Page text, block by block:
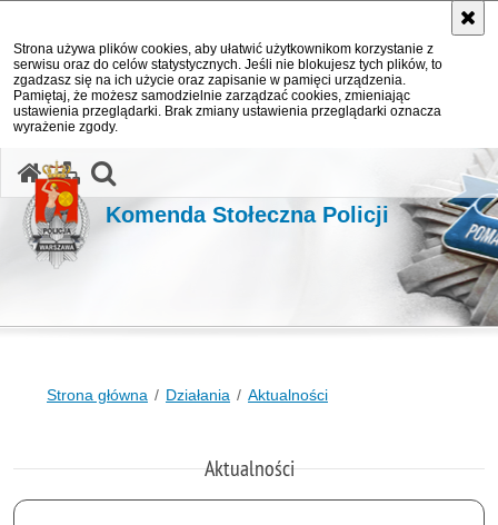
Strona używa plików cookies, aby ułatwić użytkownikom korzystanie z
serwisu oraz do celów statystycznych. Jeśli nie blokujesz tych plików, to
zgadzasz się na ich użycie oraz zapisanie w pamięci urządzenia.
Pamiętaj, że możesz samodzielnie zarządzać cookies, zmieniając
ustawienia przeglądarki. Brak zmiany ustawienia przeglądarki oznacza
wyrażenie zgody.
Komenda Stołeczna Policji
Strona główna Działania Aktualności
Aktualności